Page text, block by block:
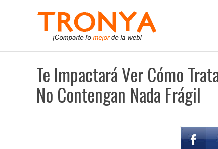
Te Impactará Ver Cómo
No Contengan Nada Frágil